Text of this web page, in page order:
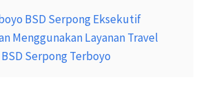
BSD Serpong Eksekutif
Menggunakan Layanan Travel
Serpong Terboyo